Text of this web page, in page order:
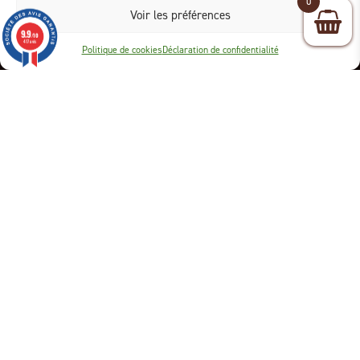
Voir les préférences
Politique de cookiesDéclaration de confidentialité
9.9/10
417 avis